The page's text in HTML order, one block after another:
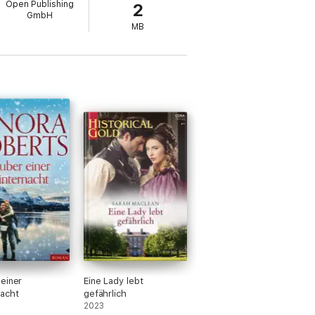
sanieren. So steht es im Testament
Will …
lang gehört die schöne
Affäre ohne ein Wort verließ …
Open Publishing
GmbH
2
MB
Eine Lady lebt
gefährlich
2023